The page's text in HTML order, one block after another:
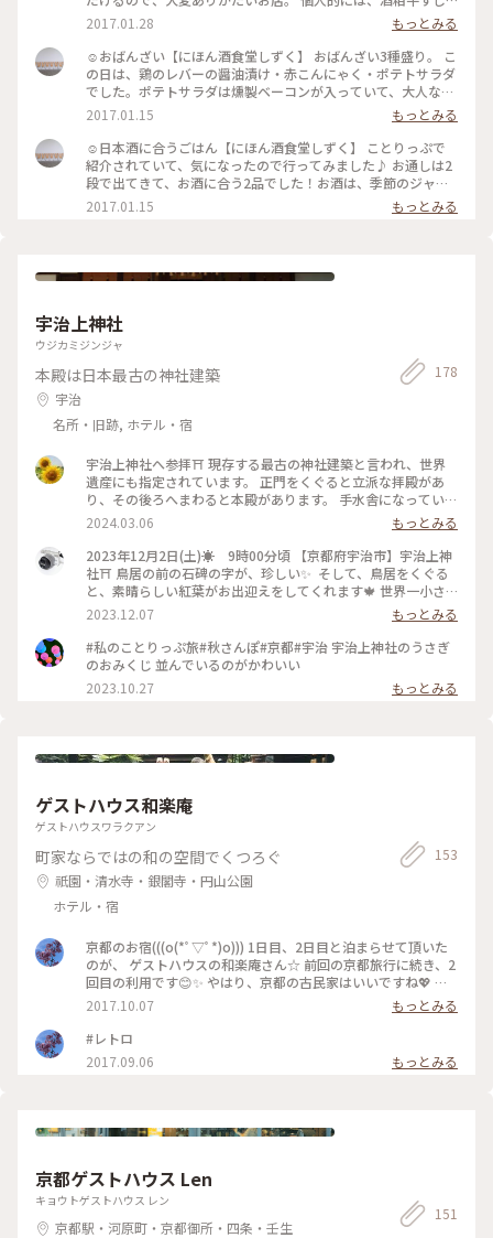
土手鍋やだし唐揚げが好物。うまし！ #日本酒 #烏丸御池 #御
所南 #昼酒
2017.01.28
もっとみる
☺︎おばんざい【にほん酒食堂しずく】 おばんざい3種盛り。 こ
の日は、鶏のレバーの醤油漬け・赤こんにゃく・ポテトサラダ
でした。ポテトサラダは燻製ベーコンが入っていて、大人なお
味♪ 全てがお酒に合うお料理で、わくわくしました！ でも一
番のお目当ては、酒粕おでん！ だしが美味しくて、お店の方が
『だしを追加しましょうか？』と声を掛けてくださったのも嬉
しかったです♪寒い日におでんでほっこりしました。 #和む #
日本酒 #烏丸御池 #京都
2017.01.15
もっとみる
☺︎日本酒に合うごはん【にほん酒食堂しずく】 ことりっぷで
紹介されていて、気になったので行ってみました♪ お通しは2
段で出てきて、お酒に合う2品でした！お酒は、季節のジャム
の日本酒カクテル♪ カウンターの目の前には、日本酒がディ
スプレイされていて待っている間も楽しいです。 #日本酒 #烏
2017.01.15 もっとみる
宇治上神社
ウジカミジンジャ
本殿は日本最古の神社建築
宇治
名所・旧跡, ホテル・宿
178
宇治上神社へ参拝⛩ 現存する最古の神社建築と言われ、世界
遺産にも指定されています。 正門をくぐると立派な拝殿があ
り、その後ろへまわると本殿があります。 手水舎になっている
のは縄が掛けられた建物の中の湧き水。 「宇治七名水」のな
かで唯一現存する湧き水「桐原水(きりはらすい)」で、神聖で
厳かな雰囲気が漂います。 ちなみに飲用不可なので清めるのは
手だけにしておいた方が良さそうです。 本殿は平安時代後期に
建立されたと言われに菟道稚郎子、応神天皇、仁徳天皇の三柱
をお祀りしています。 春らしい御朱印には兎のスタンプと、俳
句が記されていました😊 #宇治上神社 #神社 #世界遺産 #国宝
#宇治 #京都
2024.03.06
もっとみる
2023年12月2日(土)☀️ 9時00分頃 【京都府宇治市】宇治上神
社⛩️ 鳥居の前の石碑の字が、珍しい✨ そして、鳥居をくぐる
と、素晴らしい紅葉がお出迎えをしてくれます🍁 世界一小さ
い世界遺産だそうです‼️ 清め砂が出迎えてくれ、右手側に進む
と桐原水と言う湧水があります🎵 日本最古の神社と言うこと
もあり、すごい歴史を感じます✨ #京都 #ことりっぷ京都 #宇
治 #私のことりっぷ旅 #Myことりっぷ
2023.12.07
もっとみる
#私のことりっぷ旅#秋さんぽ#京都#宇治 宇治上神社のうさぎ
のおみくじ 並んでいるのがかわいい
2023.10.27
もっとみる
ゲストハウス和楽庵
ゲストハウスワラクアン
町家ならではの和の空間でくつろぐ
祇園・清水寺・銀閣寺・円山公園
ホテル・宿
153
京都のお宿(((o(*ﾟ▽ﾟ*)o))) 1日目、2日目と泊まらせて頂いた
のが、 ゲストハウスの和楽庵さん☆ 前回の京都旅行に続き、2
回目の利用です😊✨ やはり、京都の古民家はいいですね💖 箱
庭も可愛らしく、水道のひねるところが小鳥さん🐥！！！！可
愛いぃ😍💕 縁側でぼーっとが癒されます😊✨ #京都#ゲストハ
ウス#和楽庵#ドミトリー#イタチが出没#全然気にならず爆
2017.10.07
もっとみる
#レトロ
2017.09.06
もっとみる
京都ゲストハウス Len
キョウトゲストハウス レン
京都駅・河原町・京都御所・四条・壬生
151